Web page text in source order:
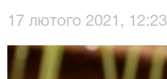
17 лютого 2021, 12:23